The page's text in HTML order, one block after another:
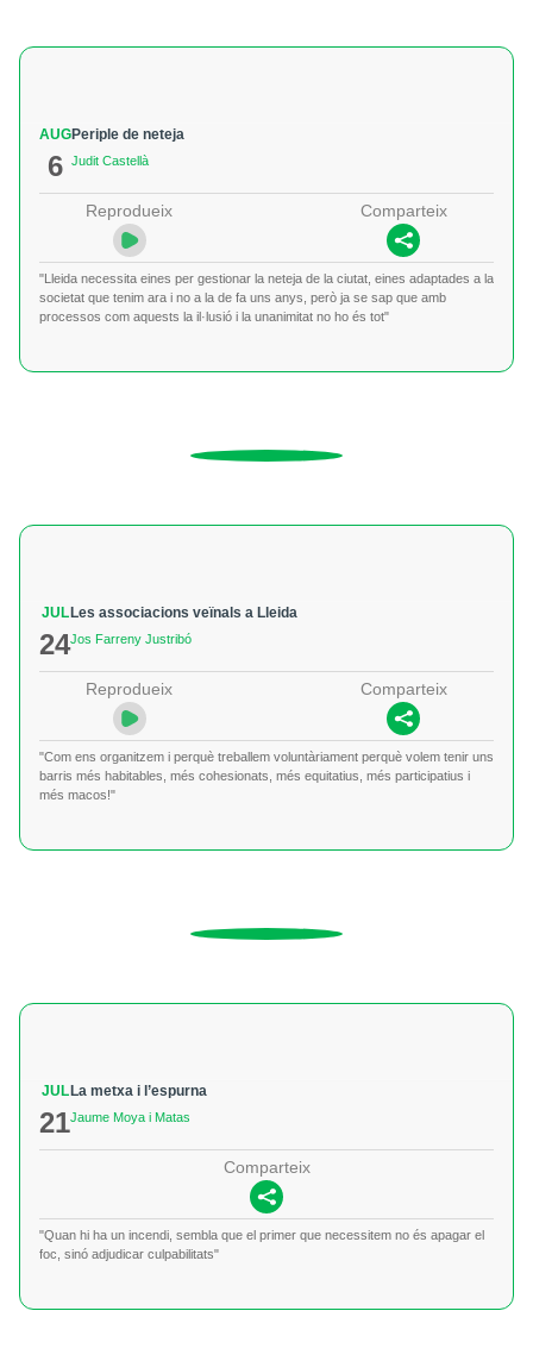
AUG
6
Periple de neteja
Judit Castellà
Reprodueix Comparteix
"Lleida necessita eines per gestionar la neteja de la ciutat, eines adaptades a la
societat que tenim ara i no a la de fa uns anys, però ja se sap que amb
processos com aquests la il·lusió i la unanimitat no ho és tot"
JUL
24
Les associacions veïnals a Lleida
Jos Farreny Justribó
Reprodueix Comparteix
"Com ens organitzem i perquè treballem voluntàriament perquè volem tenir uns
barris més habitables, més cohesionats, més equitatius, més participatius i
més macos!"
JUL
21
La metxa i l’espurna
Jaume Moya i Matas
Comparteix
"Quan hi ha un incendi, sembla que el primer que necessitem no és apagar el
foc, sinó adjudicar culpabilitats"